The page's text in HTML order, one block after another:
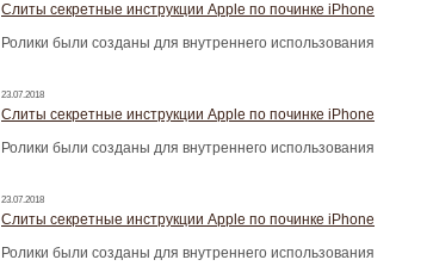
Слиты секретные инструкции Apple по починке iPhone
Ролики были созданы для внутреннего использования
23.07.2018
Слиты секретные инструкции Apple по починке iPhone
Ролики были созданы для внутреннего использования
23.07.2018
Слиты секретные инструкции Apple по починке iPhone
Ролики были созданы для внутреннего использования